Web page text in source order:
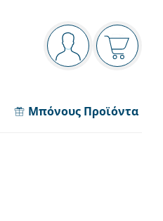
Πίνακας πλοήγησης
Είστε
Το
Μπόνους Προϊόντα